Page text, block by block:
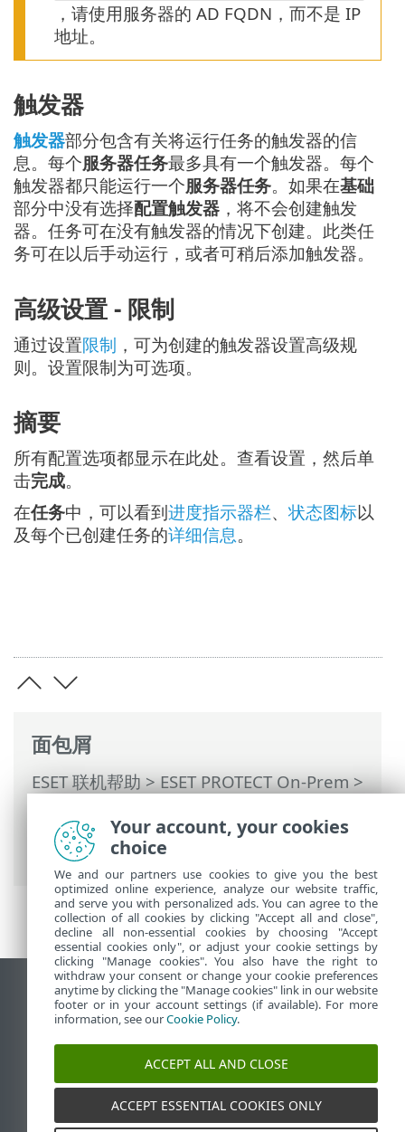
面包屑
ESET 联机帮助>ESET PROTECT On-Prem>
PROTECT On-Prem 主菜单 >任务>服务器
任务>静态组同步
，请使用服务器的 AD FQDN，而不是 IP
地址。
触发器
触发器部分包含有关将运行任务的触发器的信
息。每个服务器任务最多具有一个触发器。每个
触发器都只能运行一个服务器任务。如果在基础
部分中没有选择配置触发器 ，将不会创建触发
器。任务可在没有触发器的情况下创建。此类任
务可在以后手动运行，或者可稍后添加触发器。
高级设置 - 限制
通过设置限制 ，可为创建的触发器设置高级规
则。设置限制为可选项。
摘要
所有配置选项都显示在此处。查看设置，然后单
击完成。
在任务中，可以看到进度指示器栏、状态图标以
及每个已创建任务的详细信息。
查看桌面站点
End of Life
ESET 知识库
ESET Status Portal
区域支持
Your account, your cookies
choice
We and our partners use cookies to give you the best
optimized online experience, analyze our website traffic,
and serve you with personalized ads. You can agree to the
collection of all cookies by clicking "Accept all and close",
decline all non-essential cookies by choosing "Accept
essential cookies only", or adjust your cookie settings by
clicking "Manage cookies". You also have the right to
withdraw your consent or change your cookie preferences
anytime by clicking the "Manage cookies" link in our website
footer or in your account settings (if available). For more
information, see ourCookie Policy.
ACCEPT ALL AND CLOSE
ACCEPT ESSENTIAL COOKIES ONLY